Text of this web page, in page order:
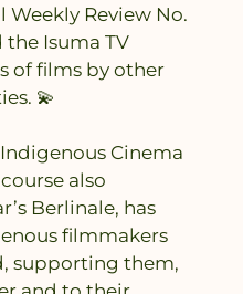
Review No.
the Isuma TV
of films by other
💫
Cinema
also
Berlinale, has
filmmakers
supporting them,